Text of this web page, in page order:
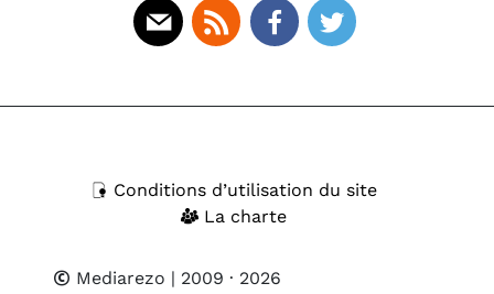
Conditions d’utilisation du site
La charte
Mediarezo | 2009 · 2026